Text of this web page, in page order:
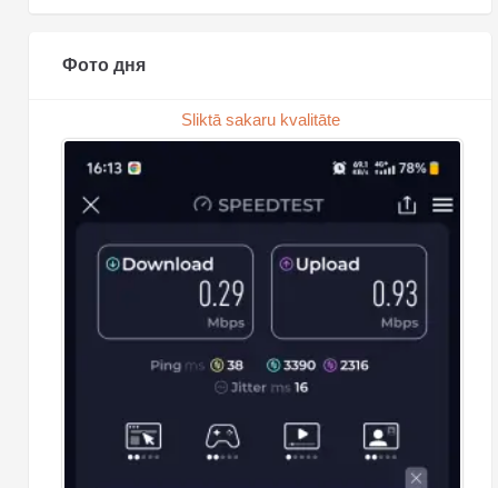
Фото дня
Sliktā sakaru kvalitāte